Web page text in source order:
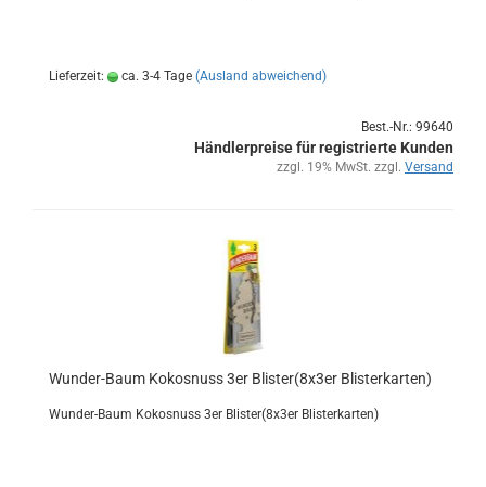
Lieferzeit: ca. 3-4 Tage (Ausland abweichend)
Best.-Nr.: 99640
Händlerpreise für registrierte Kunden
zzgl. 19% MwSt. zzgl. Versand
Wunder-​​Baum Ko­kos­nuss 3er Blis­ter(8x3er Blis­ter­kar­ten)
Wunder-​Baum Ko­kos­nuss 3er Blis­ter(8x3er Blis­ter­kar­ten)